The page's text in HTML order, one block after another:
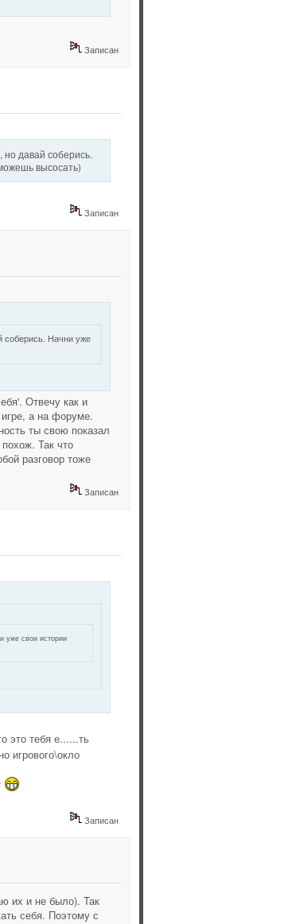
Записан
давай соберись.
высосать)
Записан
соберись. Начни уже
Отвечу как и
а на форуме.
ты свою показал
Так что
разговор тоже
Записан
уже свои истории
это тебя е......ть
игрового\окло
Записан
их и не было). Так
себя. Поэтому с